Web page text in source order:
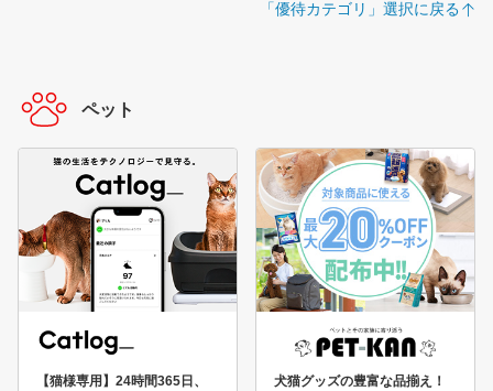
「優待カテゴリ」選択に戻る
ペット
【猫様専用】24時間365日、
犬猫グッズの豊富な品揃え！